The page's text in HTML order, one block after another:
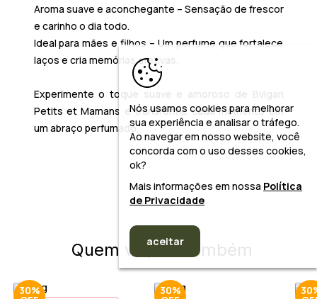
Aroma suave e aconchegante – Sensação de frescor
e carinho o dia todo.
Ideal para mães e filhos – Um perfume que fortalece
laços e cria memórias afetivas.
Experimente o toque suave e amoroso de Bvlgari
Petits et Mamans e transforme cada momento em
um abraço perfumado.
Quem viu, viu também
30% 30%
Nós usamos cookies para melhorar
sua experiência e analisar o tráfego.
Ao navegar em nosso website, você
concorda com o uso desses cookies,
ok?
Mais informações em nossa Política
de Privacidade
aceitar